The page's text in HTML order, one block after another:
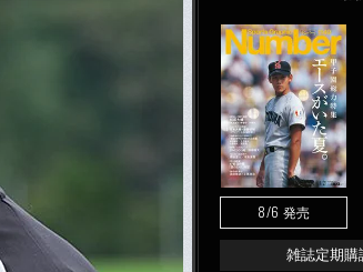
8/6 発売
雑誌定期購